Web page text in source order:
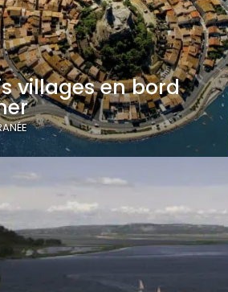
villages en bord